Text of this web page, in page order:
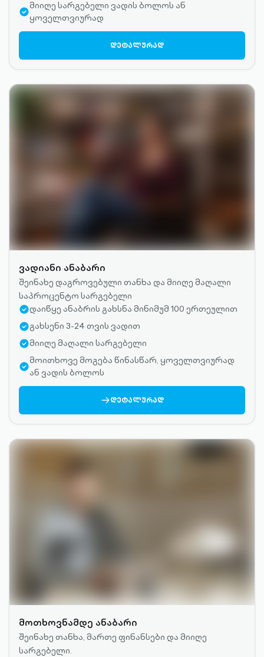
მიიღე სარგებელი ვადის ბოლოს ან
ყოველთვიურად
ARRᲓᲔᲢᲐᲚᲣᲠᲐᲓ
ვადიანი ანაბარი
შეინახე დაგროვებული თანხა და მიიღე მაღალი
საპროცენტო სარგებელი
დაიწყე ანაბრის გახსნა მინიმუმ 100 ერთეულით
გახსენი 3-24 თვის ვადით
მიიღე მაღალი სარგებელი
მოითხოვე მოგება წინასწარ, ყოველთვიურად
ან ვადის ბოლოს
ARROW-
ᲓᲔᲢᲐᲚᲣᲠᲐᲓ
მოთხოვნამდე ანაბარი
შეინახე თანხა, მართე ფინანსები და მიიღე
სარგებელი.